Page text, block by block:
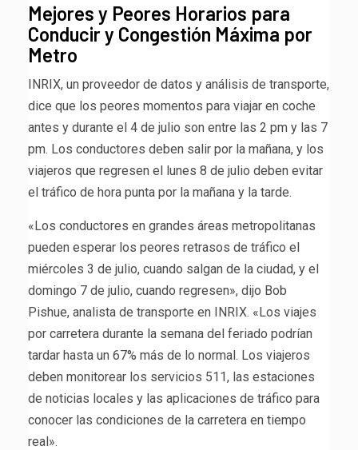
Mejores y Peores Horarios para
Conducir y Congestión Máxima por
Metro
INRIX, un proveedor de datos y análisis de transporte,
dice que los peores momentos para viajar en coche
antes y durante el 4 de julio son entre las 2 pm y las 7
pm. Los conductores deben salir por la mañana, y los
viajeros que regresen el lunes 8 de julio deben evitar
el tráfico de hora punta por la mañana y la tarde.
«Los conductores en grandes áreas metropolitanas
pueden esperar los peores retrasos de tráfico el
miércoles 3 de julio, cuando salgan de la ciudad, y el
domingo 7 de julio, cuando regresen», dijo Bob
Pishue, analista de transporte en INRIX. «Los viajes
por carretera durante la semana del feriado podrían
tardar hasta un 67% más de lo normal. Los viajeros
deben monitorear los servicios 511, las estaciones
de noticias locales y las aplicaciones de tráfico para
conocer las condiciones de la carretera en tiempo
real».